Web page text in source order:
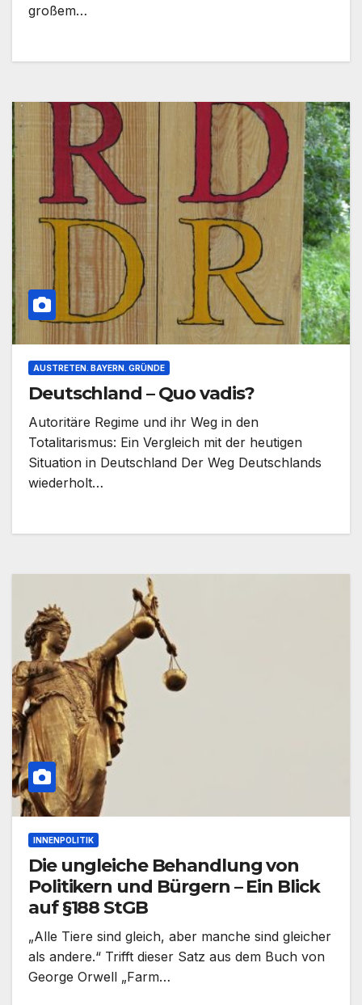
großem…
AUSTRETEN. BAYERN. GRÜNDE
Deutschland – Quo vadis?
Autoritäre Regime und ihr Weg in den
Totalitarismus: Ein Vergleich mit der heutigen
Situation in Deutschland Der Weg Deutschlands
wiederholt…
INNENPOLITIK
Die ungleiche Behandlung von
Politikern und Bürgern – Ein Blick
auf §188 StGB
„Alle Tiere sind gleich, aber manche sind gleicher
als andere.“ Trifft dieser Satz aus dem Buch von
George Orwell „Farm…